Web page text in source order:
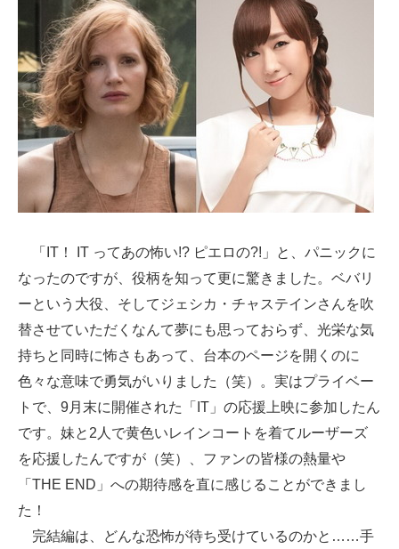
「IT！ IT ってあの怖い!? ピエロの?!」と、パニックに
なったのですが、役柄を知って更に驚きました。ベバリ
ーという大役、そしてジェシカ・チャステインさんを吹
替させていただくなんて夢にも思っておらず、光栄な気
持ちと同時に怖さもあって、台本のページを開くのに
色々な意味で勇気がいりました（笑）。実はプライベー
トで、9月末に開催された「IT」の応援上映に参加したん
です。妹と2人で黄色いレインコートを着てルーザーズ
を応援したんですが（笑）、ファンの皆様の熱量や
「THE END」への期待感を直に感じることができまし
た！
完結編は、どんな恐怖が待ち受けているのかと……手